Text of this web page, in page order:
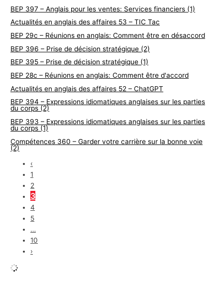
BEP 397 – Anglais pour les ventes: Services financiers (1)
Actualités en anglais des affaires 53 – TIC Tac
BEP 29c – Réunions en anglais: Comment être en désaccord
BEP 396 – Prise de décision stratégique (2)
BEP 395 – Prise de décision stratégique (1)
BEP 28c – Réunions en anglais: Comment être d'accord
Actualités en anglais des affaires 52 – ChatGPT
BEP 394 – Expressions idiomatiques anglaises sur les parties
du corps (2)
BEP 393 – Expressions idiomatiques anglaises sur les parties
du corps (1)
Compétences 360 – Garder votre carrière sur la bonne voie
(2)
‹
1
2
3
4
5
…
10
›